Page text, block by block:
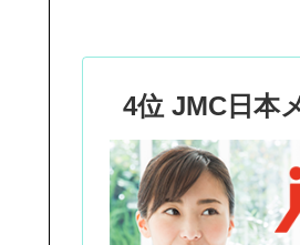
4位 JMC日本